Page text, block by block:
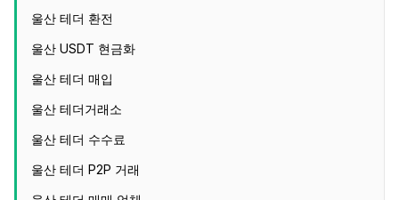
울산 테더 환전
울산 USDT 현금화
울산 테더 매입
울산 테더거래소
울산 테더 수수료
울산 테더 P2P 거래